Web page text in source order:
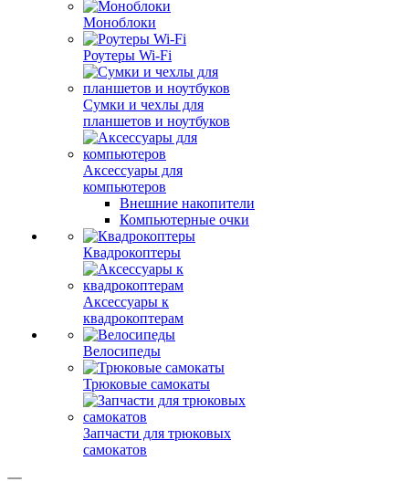
Моноблоки
Роутеры Wi-Fi
Сумки и чехлы для
планшетов и ноутбуков
Аксессуары для
компьютеров
Внешние накопители
Компьютерные очки
Квадрокоптеры
Аксессуары к
квадрокоптерам
Велосипеды
Трюковые самокаты
Запчасти для трюковых
самокатов